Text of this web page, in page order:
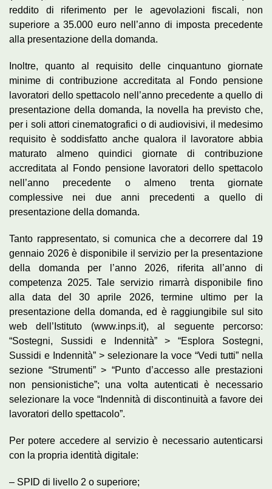
reddito di riferimento per le agevolazioni fiscali, non
superiore a 35.000 euro nell’anno di imposta precedente
alla presentazione della domanda.
Inoltre, quanto al requisito delle cinquantuno giornate
minime di contribuzione accreditata al Fondo pensione
lavoratori dello spettacolo nell’anno precedente a quello di
presentazione della domanda, la novella ha previsto che,
per i soli attori cinematografici o di audiovisivi, il medesimo
requisito è soddisfatto anche qualora il lavoratore abbia
maturato almeno quindici giornate di contribuzione
accreditata al Fondo pensione lavoratori dello spettacolo
nell’anno precedente o almeno trenta giornate
complessive nei due anni precedenti a quello di
presentazione della domanda.
Tanto rappresentato, si comunica che a decorrere dal 19
gennaio 2026 è disponibile il servizio per la presentazione
della domanda per l’anno 2026, riferita all’anno di
competenza 2025. Tale servizio rimarrà disponibile fino
alla data del 30 aprile 2026, termine ultimo per la
presentazione della domanda, ed è raggiungibile sul sito
web dell’Istituto (www.inps.it), al seguente percorso:
“Sostegni, Sussidi e Indennità” > “Esplora Sostegni,
Sussidi e Indennità” > selezionare la voce “Vedi tutti” nella
sezione “Strumenti” > “Punto d’accesso alle prestazioni
non pensionistiche”; una volta autenticati è necessario
selezionare la voce “Indennità di discontinuità a favore dei
lavoratori dello spettacolo”.
Per potere accedere al servizio è necessario autenticarsi
con la propria identità digitale:
– SPID di livello 2 o superiore;